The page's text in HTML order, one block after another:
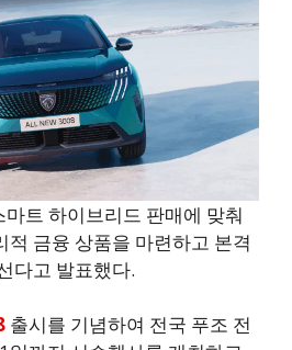
트 하이브리드 판매에 맞춰
적 금융 상품을 마련하고 본격
다고 발표했다.
출시를 기념하여 전국 푸조 전